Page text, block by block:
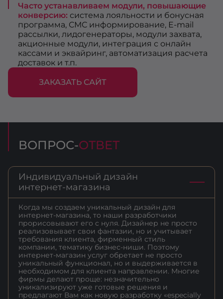
Часто устанавливаем модули, повышающие
конверсию: система лояльности и бонусная
программа, СМС информирование, Е-mail
рассылки, лидогенераторы, модули захвата,
акционные модули, интеграция с онлайн
кассами и эквайринг, автоматизация расчета
доставок и т.п.
ЗАКАЗАТЬ САЙТ
ВОПРОС-ОТВЕТ
Индивидуальный дизайн
интернет-магазина
Когда мы создаем уникальный дизайн для
интернет-магазина, то наши разработчики
прорисовывают его с нуля. Дизайнер не просто
реализовывает свои фантазии, но и учитывает
требования клиента, фирменный стиль
компании, тематику бизнес-ниши. Поэтому
интернет-магазин услуг обретает не просто
уникальный функционал, но и выдерживается в
необходимом для клиента направлении. Многие
фирмы делают проще: незначительно
уникализируют уже готовые решения и
предлагают Вам как новую разработку «especially